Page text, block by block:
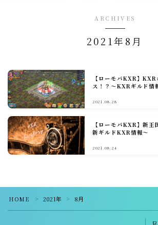
ルール
コミュニケーション
募集戦略
外交戦略編
KVK
ARCHIVES
2021年8月
【ローモバKXR】
ス！？～KXRギルド情
2021.08.28
【ローモバKXR】新
新ギルドKXR情報～
2021.08.24
HOME ＞ 2021年 ＞ 8月